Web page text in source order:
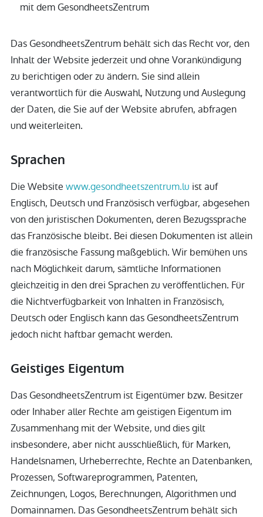
mit dem GesondheetsZentrum
Das GesondheetsZentrum behält sich das Recht vor, den
Inhalt der Website jederzeit und ohne Vorankündigung
zu berichtigen oder zu ändern. Sie sind allein
verantwortlich für die Auswahl, Nutzung und Auslegung
der Daten, die Sie auf der Website abrufen, abfragen
und weiterleiten.
Sprachen
Die Website www.gesondheetszentrum.lu ist auf
Englisch, Deutsch und Französisch verfügbar, abgesehen
von den juristischen Dokumenten, deren Bezugssprache
das Französische bleibt. Bei diesen Dokumenten ist allein
die französische Fassung maßgeblich. Wir bemühen uns
nach Möglichkeit darum, sämtliche Informationen
gleichzeitig in den drei Sprachen zu veröffentlichen. Für
die Nichtverfügbarkeit von Inhalten in Französisch,
Deutsch oder Englisch kann das GesondheetsZentrum
jedoch nicht haftbar gemacht werden.
Geistiges Eigentum
Das GesondheetsZentrum ist Eigentümer bzw. Besitzer
oder Inhaber aller Rechte am geistigen Eigentum im
Zusammenhang mit der Website, und dies gilt
insbesondere, aber nicht ausschließlich, für Marken,
Handelsnamen, Urheberrechte, Rechte an Datenbanken,
Prozessen, Softwareprogrammen, Patenten,
Zeichnungen, Logos, Berechnungen, Algorithmen und
Domainnamen. Das GesondheetsZentrum behält sich